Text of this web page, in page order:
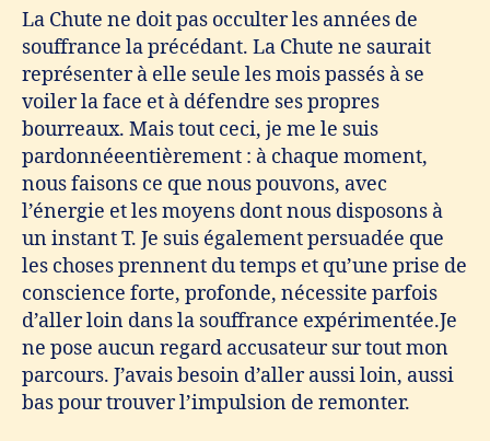
La Chute ne doit pas occulter les années de
souffrance la précédant. La Chute ne saurait
représenter à elle seule les mois passés à se
voiler la face et à défendre ses propres
bourreaux. Mais tout ceci, je me le suis
pardonnéeentièrement : à chaque moment,
nous faisons ce que nous pouvons, avec
l’énergie et les moyens dont nous disposons à
un instant T. Je suis également persuadée que
les choses prennent du temps et qu’une prise de
conscience forte, profonde, nécessite parfois
d’aller loin dans la souffrance expérimentée.Je
ne pose aucun regard accusateur sur tout mon
parcours. J’avais besoin d’aller aussi loin, aussi
bas pour trouver l’impulsion de remonter.